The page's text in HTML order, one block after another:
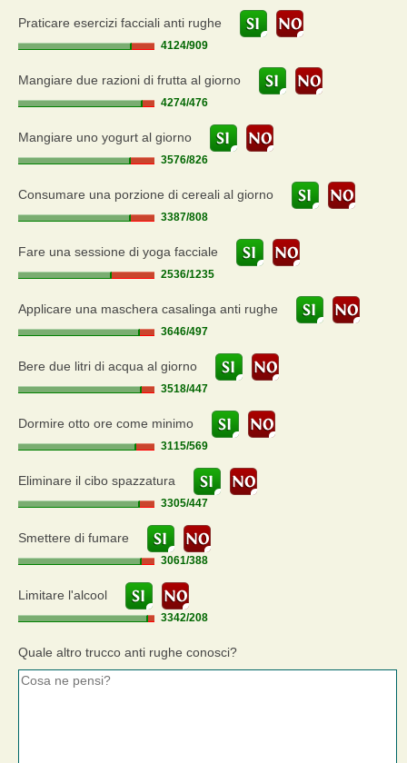
Praticare esercizi facciali anti rughe
4124/909
Mangiare due razioni di frutta al giorno
4274/476
Mangiare uno yogurt al giorno
3576/826
Consumare una porzione di cereali al giorno
3387/808
Fare una sessione di yoga facciale
2536/1235
Applicare una maschera casalinga anti rughe
3646/497
Bere due litri di acqua al giorno
3518/447
Dormire otto ore come minimo
3115/569
Eliminare il cibo spazzatura
3305/447
Smettere di fumare
3061/388
Limitare l'alcool
3342/208
Quale altro trucco anti rughe conosci?